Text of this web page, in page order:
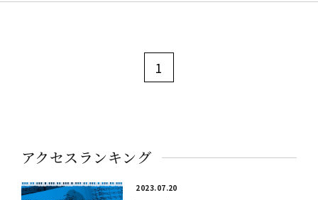
1
アクセスランキング
2023.07.20